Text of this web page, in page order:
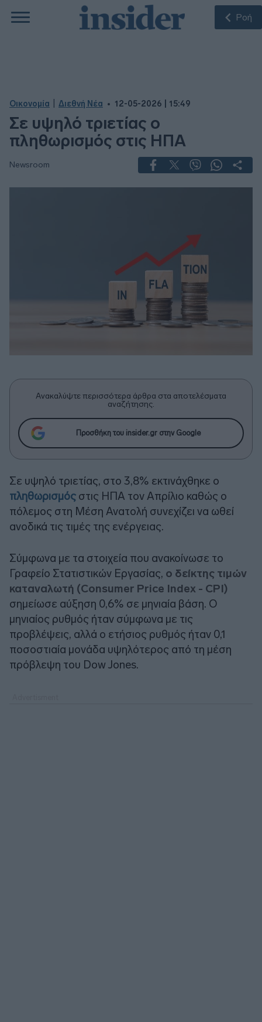
Ροή
Οικονομία Διεθνή Νέα 12-05-2026 | 15:49
Σε υψηλό τριετίας ο
πληθωρισμός στις ΗΠΑ
Newsroom
Ανακαλύψτε περισσότερα άρθρα στα αποτελέσματα
αναζήτησης.
Προσθήκη του insider.gr στην Google
Σε υψηλό τριετίας, στο 3,8% εκτινάχθηκε ο
πληθωρισμός στις ΗΠΑ τον Απρίλιο καθώς ο
πόλεμος στη Μέση Ανατολή συνεχίζει να ωθεί
ανοδικά τις τιμές της ενέργειας.
Σύμφωνα με τα στοιχεία που ανακοίνωσε το
Γραφείο Στατιστικών Εργασίας, ο δείκτης τιμών
καταναλωτή (Consumer Price Index - CPI)
σημείωσε αύξηση 0,6% σε μηνιαία βάση. Ο
μηνιαίος ρυθμός ήταν σύμφωνα με τις
προβλέψεις, αλλά ο ετήσιος ρυθμός ήταν 0,1
ποσοστιαία μονάδα υψηλότερος από τη μέση
πρόβλεψη του Dow Jones.